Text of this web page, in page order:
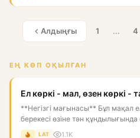
Алдыңғы 1 ... 4
ЕҢ КӨП ОҚЫЛҒАН
Ел көркі - мал, өзен көркі -
**Негізгі мағынасы** Бұл мақал
берекесі өзіне тән құндылығында
мағынада...
LAT 1.1K